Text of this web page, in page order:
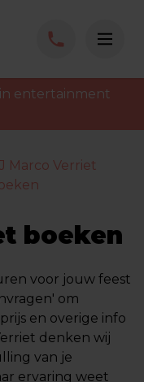
entertainment
Marco Verriet
boeken
voor jouw feest
om
en overige info
denken wij
van je
ervaring weet